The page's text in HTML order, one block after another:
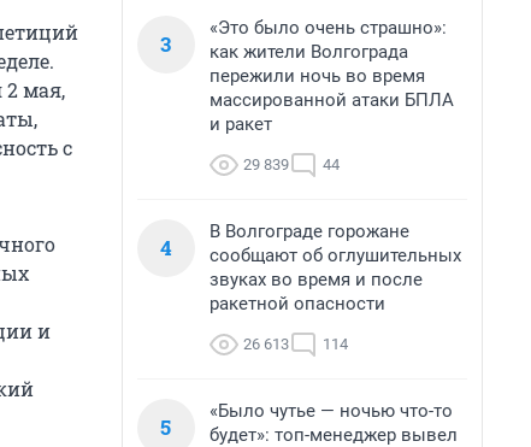
2 мая,
с
и
3
«Это было очень страшно»:
как жители Волгограда
пережили ночь во время
массированной атаки БПЛА
и ракет
29 839 44
4
В Волгограде горожане
сообщают об оглушительных
звуках во время и после
ракетной опасности
26 613 114
5
«Было чутье — ночью что-то
будет»: топ-менеджер вывел